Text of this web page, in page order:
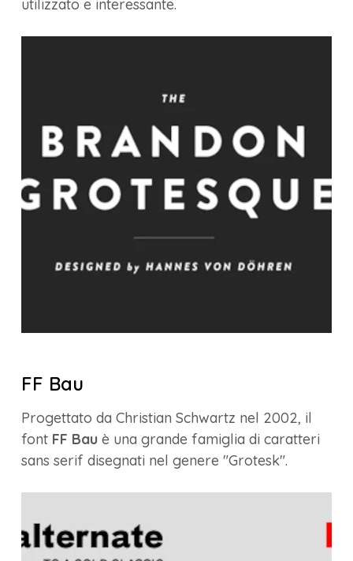
utilizzato e interessante.
FF Bau
Progettato da Christian Schwartz nel 2002, il
font FF Bau è una grande famiglia di caratteri
sans serif disegnati nel genere "Grotesk".